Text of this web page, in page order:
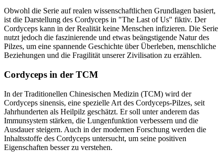
Obwohl die Serie auf realen wissenschaftlichen Grundlagen basiert,
ist die Darstellung des Cordyceps in "The Last of Us" fiktiv. Der
Cordyceps kann in der Realität keine Menschen infizieren. Die Serie
nutzt jedoch die faszinierende und etwas beängstigende Natur des
Pilzes, um eine spannende Geschichte über Überleben, menschliche
Beziehungen und die Fragilität unserer Zivilisation zu erzählen.
Cordyceps in der TCM
In der Traditionellen Chinesischen Medizin (TCM) wird der
Cordyceps sinensis, eine spezielle Art des Cordyceps-Pilzes, seit
Jahrhunderten als Heilpilz geschätzt. Er soll unter anderem das
Immunsystem stärken, die Lungenfunktion verbessern und die
Ausdauer steigern. Auch in der modernen Forschung werden die
Inhaltsstoffe des Cordyceps untersucht, um seine positiven
Eigenschaften besser zu verstehen.